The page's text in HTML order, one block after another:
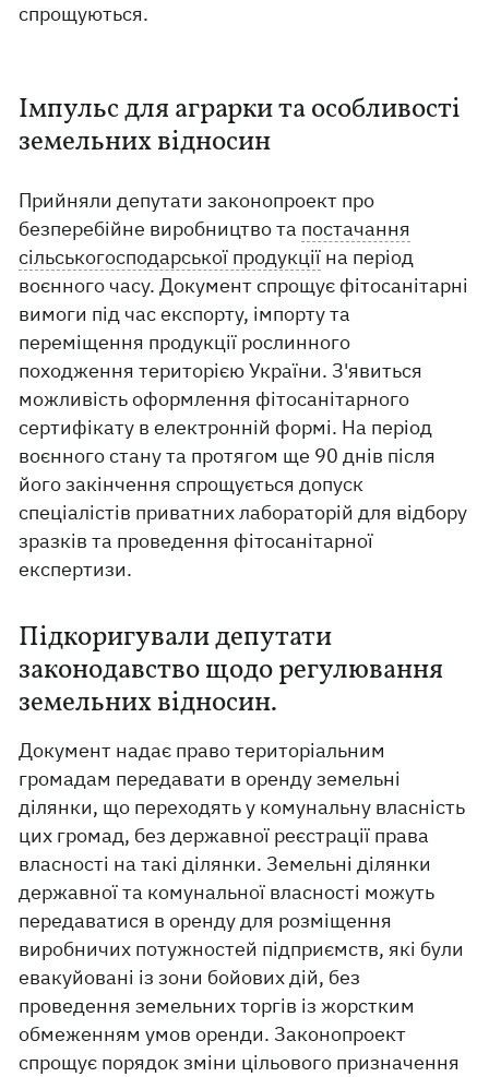
спрощуються.
Імпульс для аграрки та особливості
земельних відносин
Прийняли депутати законопроект про
безперебійне виробництво та постачання
сільськогосподарської продукції на період
воєнного часу. Документ спрощує фітосанітарні
вимоги під час експорту, імпорту та
переміщення продукції рослинного
походження територією України. З'явиться
можливість оформлення фітосанітарного
сертифікату в електронній формі. На період
воєнного стану та протягом ще 90 днів після
його закінчення спрощується допуск
спеціалістів приватних лабораторій для відбору
зразків та проведення фітосанітарної
експертизи.
Підкоригували депутати
законодавство щодо регулювання
земельних відносин.
Документ надає право територіальним
громадам передавати в оренду земельні
ділянки, що переходять у комунальну власність
цих громад, без державної реєстрації права
власності на такі ділянки. Земельні ділянки
державної та комунальної власності можуть
передаватися в оренду для розміщення
виробничих потужностей підприємств, які були
евакуйовані із зони бойових дій, без
проведення земельних торгів із жорстким
обмеженням умов оренди. Законопроект
спрощує порядок зміни цільового призначення